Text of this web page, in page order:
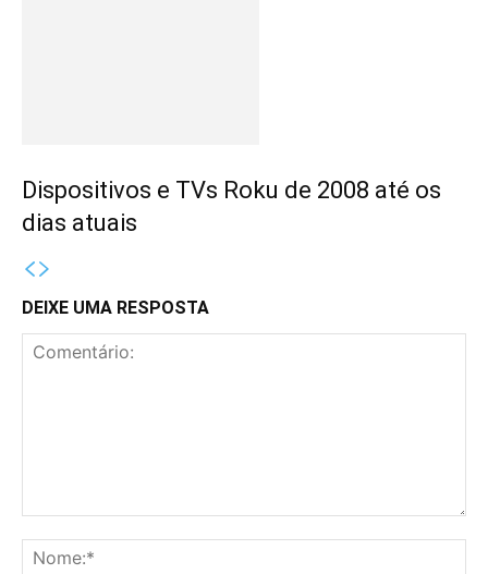
Dispositivos e TVs Roku de 2008 até os
dias atuais
DEIXE UMA RESPOSTA